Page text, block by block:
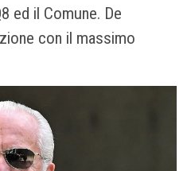
ed il Comune. De
con il massimo